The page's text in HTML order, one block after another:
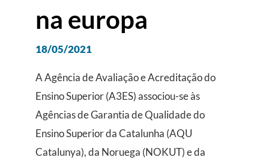
na europa
18/05/2021
A Agência de Avaliação e Acreditação do
Ensino Superior (A3ES) associou-se às
Agências de Garantia de Qualidade do
Ensino Superior da Catalunha (AQU
Catalunya), da Noruega (NOKUT) e da